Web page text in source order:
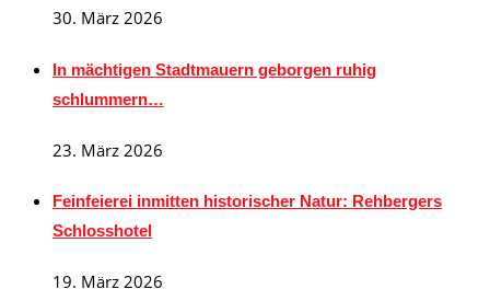
30. März 2026
In mächtigen Stadtmauern geborgen ruhig
schlummern…
23. März 2026
Feinfeierei inmitten historischer Natur: Rehbergers
Schlosshotel
19. März 2026